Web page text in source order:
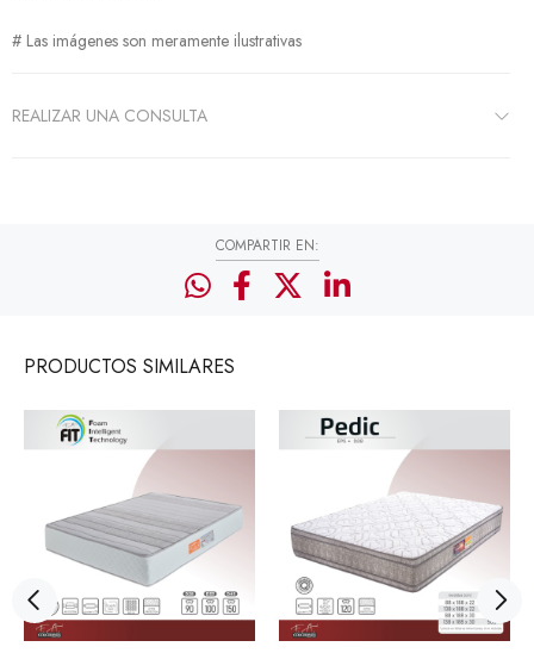
# Las imágenes son meramente ilustrativas
REALIZAR UNA CONSULTA
COMPARTIR EN:
PRODUCTOS SIMILARES